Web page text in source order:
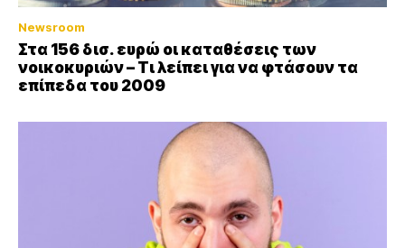
Newsroom
Στα 156 δισ. ευρώ οι καταθέσεις των
νοικοκυριών – Τι λείπει για να φτάσουν τα
επίπεδα του 2009